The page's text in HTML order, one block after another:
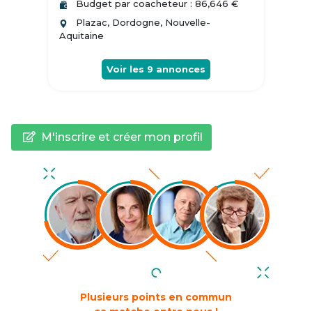
Budget par coacheteur : 86,646 €
Plazac, Dordogne, Nouvelle-
Aquitaine
Voir les 9 annonces
M'inscrire et créer mon profil
Plusieurs points en commun